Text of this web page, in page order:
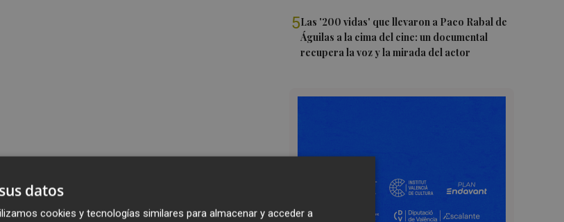
5Las '200 vidas' que llevaron a Paco Rabal de
Águilas a la cima del cine: un documental
recupera la voz y la mirada del actor
datos
cookies y tecnologías similares para almacenar y acceder a